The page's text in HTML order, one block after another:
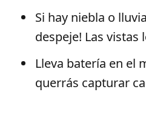
Si hay niebla o
despeje! Las vistas
Lleva batería en el
querrás capturar